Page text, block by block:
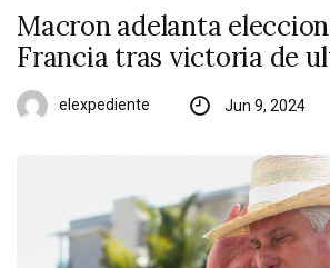
Macron adelanta
Francia tras victoria de
elexpediente Jun 9, 2024